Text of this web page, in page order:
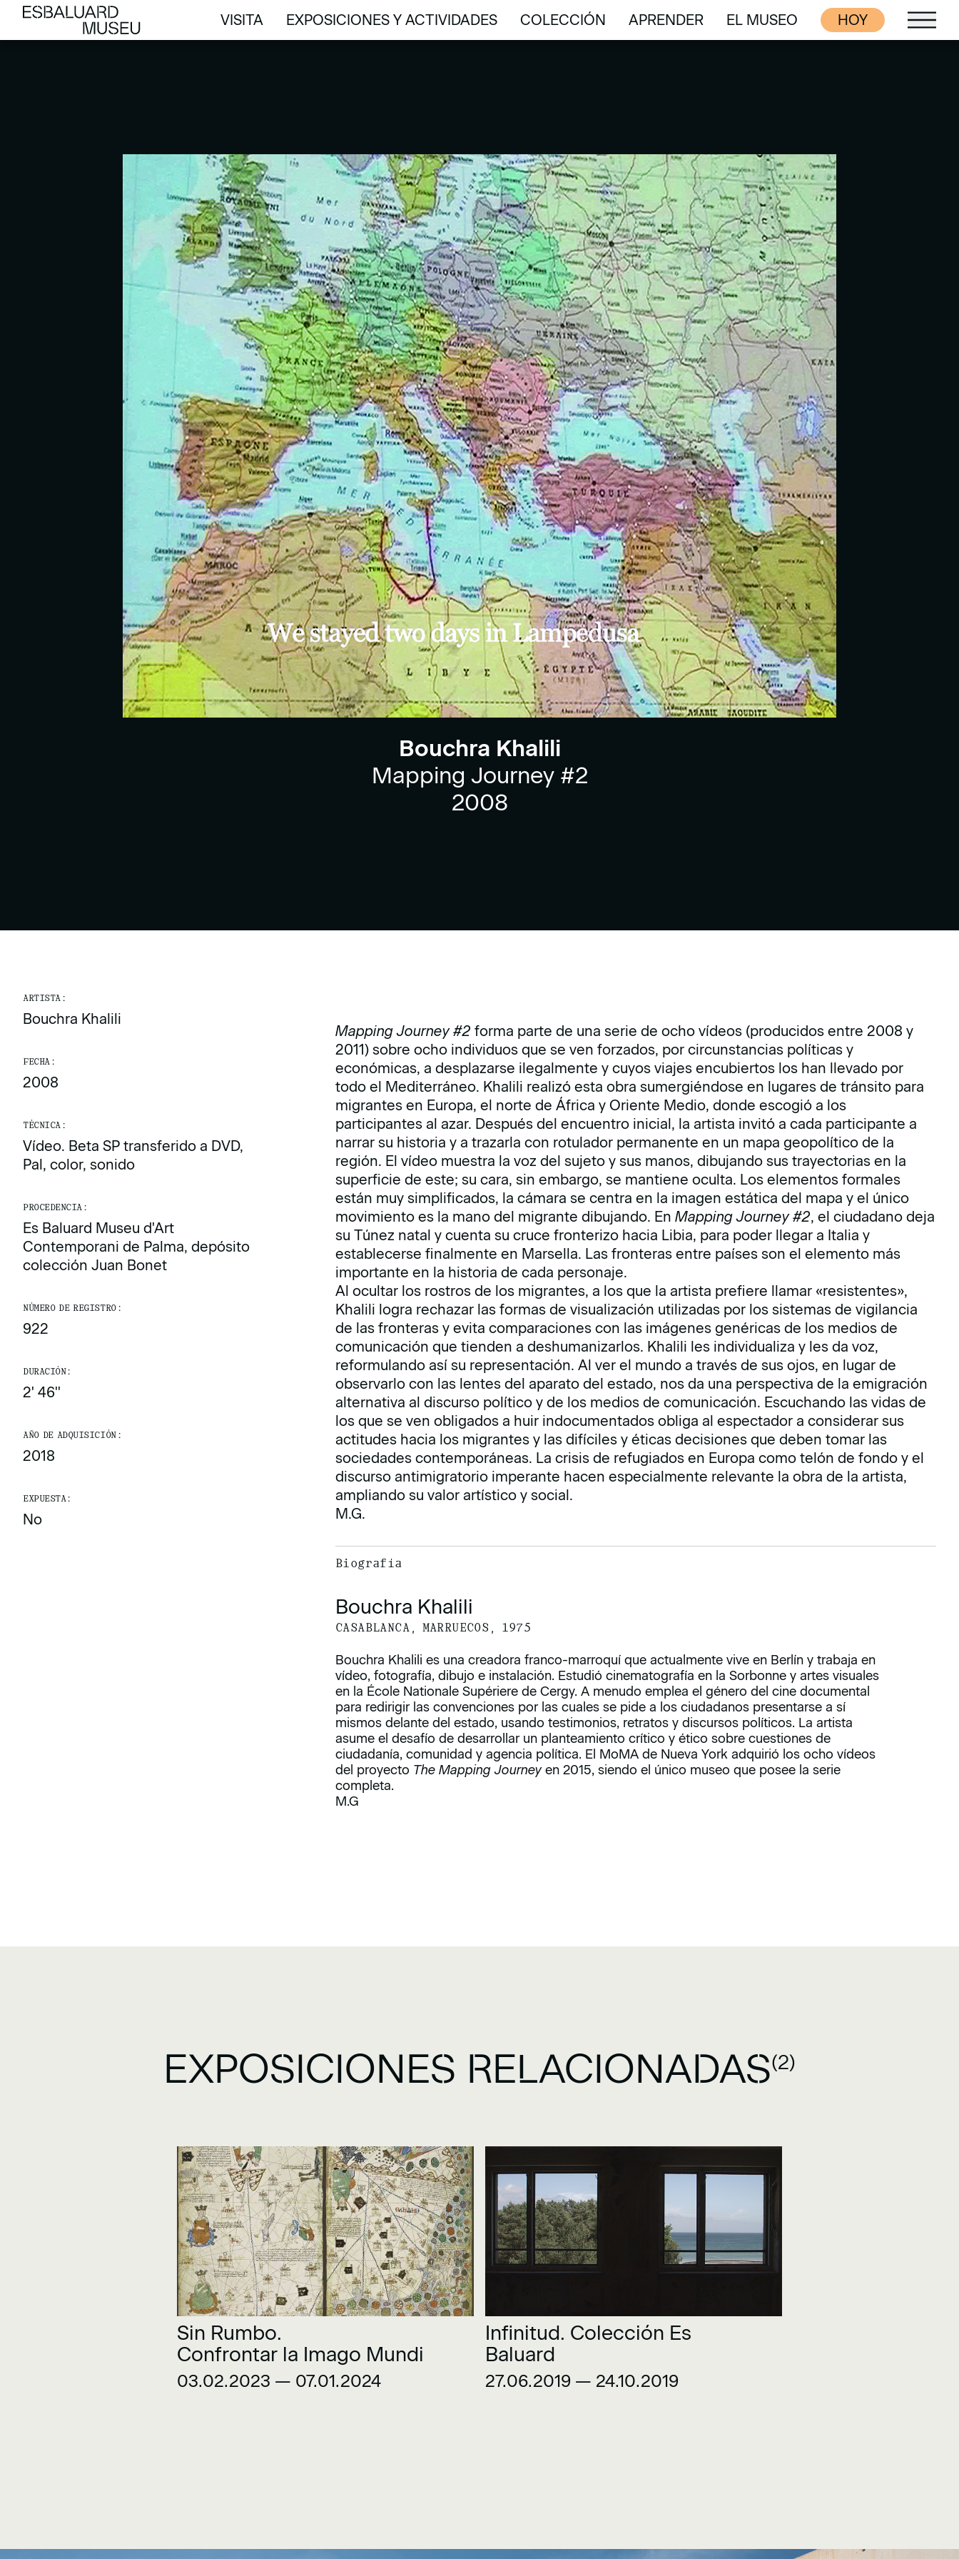
VISITA
VISITA
EXPOSICIONES Y ACTIVIDADES
EXPOSICIONES Y ACTIVIDADES
COLECCIÓN
COLECCIÓN
APRENDER
APRENDER
EL MUSEO
EL MUSEO
HOY
Bouchra Khalili
Mapping Journey #2
2008
ARTISTA:
Bouchra Khalili
FECHA:
2008
TÉCNICA:
Vídeo. Beta SP transferido a DVD,
Pal, color, sonido
PROCEDENCIA:
Es Baluard Museu d'Art
Contemporani de Palma, depósito
colección Juan Bonet
NÚMERO DE REGISTRO:
922
DURACIÓN:
2' 46''
AÑO DE ADQUISICIÓN:
2018
EXPUESTA:
No
Mapping Journey #2 forma parte de una serie de ocho vídeos (producidos entre 2008 y
2011) sobre ocho individuos que se ven forzados, por circunstancias políticas y
económicas, a desplazarse ilegalmente y cuyos viajes encubiertos los han llevado por
todo el Mediterráneo. Khalili realizó esta obra sumergiéndose en lugares de tránsito para
migrantes en Europa, el norte de África y Oriente Medio, donde escogió a los
participantes al azar. Después del encuentro inicial, la artista invitó a cada participante a
narrar su historia y a trazarla con rotulador permanente en un mapa geopolítico de la
región. El vídeo muestra la voz del sujeto y sus manos, dibujando sus trayectorias en la
superficie de este; su cara, sin embargo, se mantiene oculta. Los elementos formales
están muy simplificados, la cámara se centra en la imagen estática del mapa y el único
movimiento es la mano del migrante dibujando. EnMapping Journey #2, el ciudadano deja
su Túnez natal y cuenta su cruce fronterizo hacia Libia, para poder llegar a Italia y
establecerse finalmente en Marsella. Las fronteras entre países son el elemento más
importante en la historia de cada personaje.
Al ocultar los rostros de los migrantes, a los que la artista prefiere llamar «resistentes»,
Khalili logra rechazar las formas de visualización utilizadas por los sistemas de vigilancia
de las fronteras y evita comparaciones con las imágenes genéricas de los medios de
comunicación que tienden a deshumanizarlos. Khalili les individualiza y les da voz,
reformulando así su representación. Al ver el mundo a través de sus ojos, en lugar de
observarlo con las lentes del aparato del estado, nos da una perspectiva de la emigración
alternativa al discurso político y de los medios de comunicación. Escuchando las vidas de
los que se ven obligados a huir indocumentados obliga al espectador a considerar sus
actitudes hacia los migrantes y las difíciles y éticas decisiones que deben tomar las
sociedades contemporáneas. La crisis de refugiados en Europa como telón de fondo y el
discurso antimigratorio imperante hacen especialmente relevante la obra de la artista,
ampliando su valor artístico y social.
M.G.
Biografía
Bouchra Khalili
CASABLANCA, MARRUECOS, 1975
Bouchra Khalili es una creadora franco-marroquí que actualmente vive en Berlín y trabaja en
vídeo, fotografía, dibujo e instalación. Estudió cinematografía en la Sorbonne y artes visuales
en la École Nationale Supériere de Cergy. A menudo emplea el género del cine documental
para redirigir las convenciones por las cuales se pide a los ciudadanos presentarse a sí
mismos delante del estado, usando testimonios, retratos y discursos políticos. La artista
asume el desafío de desarrollar un planteamiento crítico y ético sobre cuestiones de
ciudadanía, comunidad y agencia política. El MoMA de Nueva York adquirió los ocho vídeos
del proyecto The Mapping Journeyen 2015, siendo el único museo que posee la serie
completa.
M.G
EXPOSICIONES RELACIONADAS(2)
Sin Rumbo.
Confrontar la Imago Mundi
03.02.2023 — 07.01.2024
Infinitud. Colección Es
Baluard
27.06.2019 — 24.10.2019